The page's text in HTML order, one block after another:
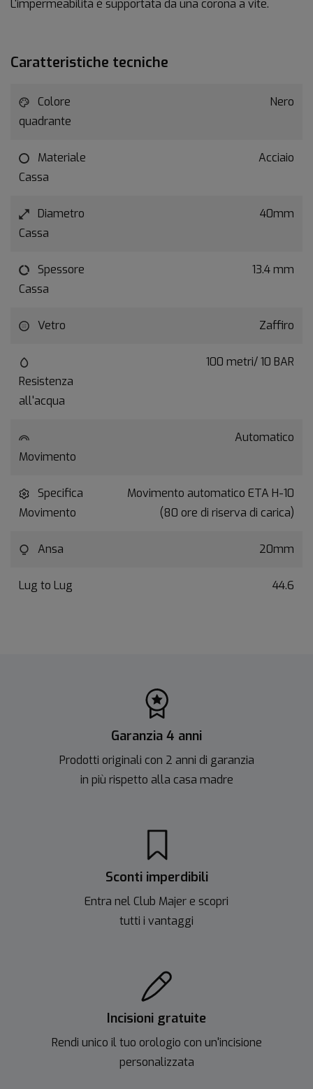
L'impermeabilità è supportata da una corona a vite.
Caratteristiche tecniche
Colore
quadrante
Nero
Materiale
Cassa
Acciaio
Diametro
Cassa
40mm
Spessore
Cassa
13.4 mm
Vetro Zaffiro
Resistenza
all'acqua
100 metri/ 10 BAR
Movimento
Automatico
Specifica
Movimento
Movimento automatico ETA H-10
(80 ore di riserva di carica)
Ansa 20mm
Lug to Lug 44.6
Garanzia 4 anni
Prodotti originali con 2 anni di garanzia
in più rispetto alla casa madre
Sconti imperdibili
Entra nel Club Majer e scopri
tutti i vantaggi
Incisioni gratuite
Rendi unico il tuo orologio con un'incisione
personalizzata